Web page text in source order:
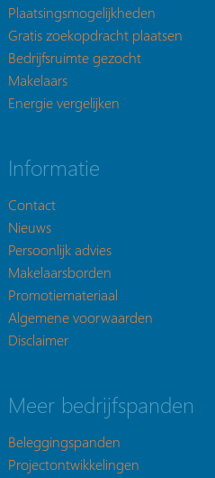
Plaatsingsmogelijkheden
Gratis zoekopdracht plaatsen
Bedrijfsruimte gezocht
Makelaars
Energie vergelijken
Informatie
Contact
Nieuws
Persoonlijk advies
Makelaarsborden
Promotiemateriaal
Algemene voorwaarden
Disclaimer
Meer bedrijfspanden
Beleggingspanden
Projectontwikkelingen